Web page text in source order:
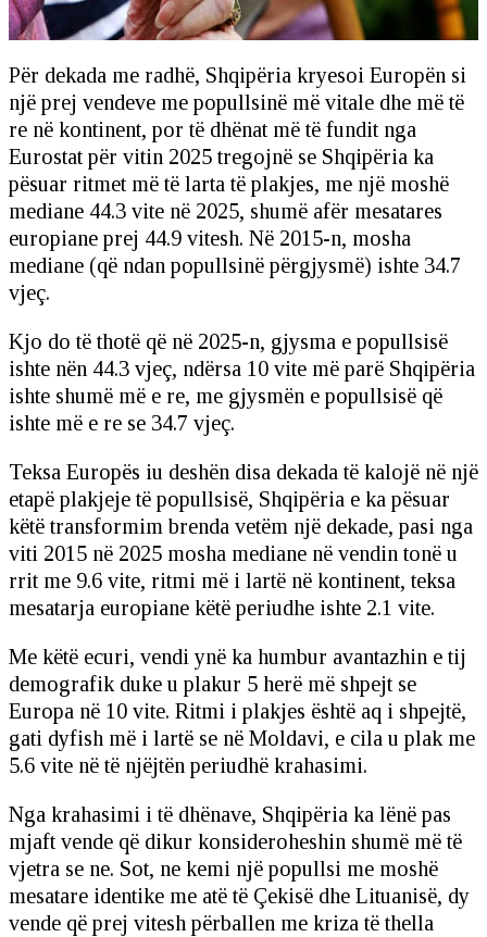
Për dekada me radhë, Shqipëria kryesoi Europën si
një prej vendeve me popullsinë më vitale dhe më të
re në kontinent, por të dhënat më të fundit nga
Eurostat për vitin 2025 tregojnë se Shqipëria ka
pësuar ritmet më të larta të plakjes, me një moshë
mediane 44.3 vite në 2025, shumë afër mesatares
europiane prej 44.9 vitesh. Në 2015-n, mosha
mediane (që ndan popullsinë përgjysmë) ishte 34.7
vjeç.
Kjo do të thotë që në 2025-n, gjysma e popullsisë
ishte nën 44.3 vjeç, ndërsa 10 vite më parë Shqipëria
ishte shumë më e re, me gjysmën e popullsisë që
ishte më e re se 34.7 vjeç.
Teksa Europës iu deshën disa dekada të kalojë në një
etapë plakjeje të popullsisë, Shqipëria e ka pësuar
këtë transformim brenda vetëm një dekade, pasi nga
viti 2015 në 2025 mosha mediane në vendin tonë u
rrit me 9.6 vite, ritmi më i lartë në kontinent, teksa
mesatarja europiane këtë periudhe ishte 2.1 vite.
Me këtë ecuri, vendi ynë ka humbur avantazhin e tij
demografik duke u plakur 5 herë më shpejt se
Europa në 10 vite. Ritmi i plakjes është aq i shpejtë,
gati dyfish më i lartë se në Moldavi, e cila u plak me
5.6 vite në të njëjtën periudhë krahasimi.
Nga krahasimi i të dhënave, Shqipëria ka lënë pas
mjaft vende që dikur konsideroheshin shumë më të
vjetra se ne. Sot, ne kemi një popullsi me moshë
mesatare identike me atë të Çekisë dhe Lituanisë, dy
vende që prej vitesh përballen me kriza të thella